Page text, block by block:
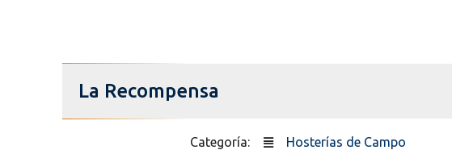
La Recompensa
Categoría: Hosterías de Campo